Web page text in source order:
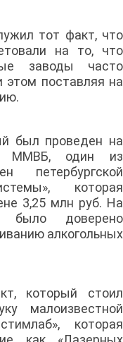
тот факт, что
на то, что
заводы часто
этом поставляя на
был проведен на
ММВБ, один из
петербургской
которая
3,25 млн руб. На
было доверено
алкогольных
который стоил
малоизвестной
которая